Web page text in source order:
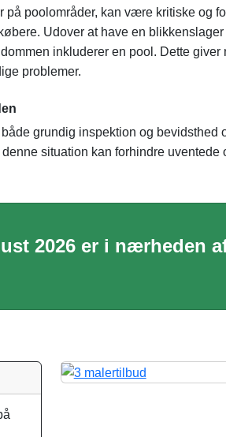
poolområder, kan være kritiske og
Udover at have en
inkluderer en pool. Dette
problemer.
grundig inspektion og
situation kan forhindre
2026 er i nærheden